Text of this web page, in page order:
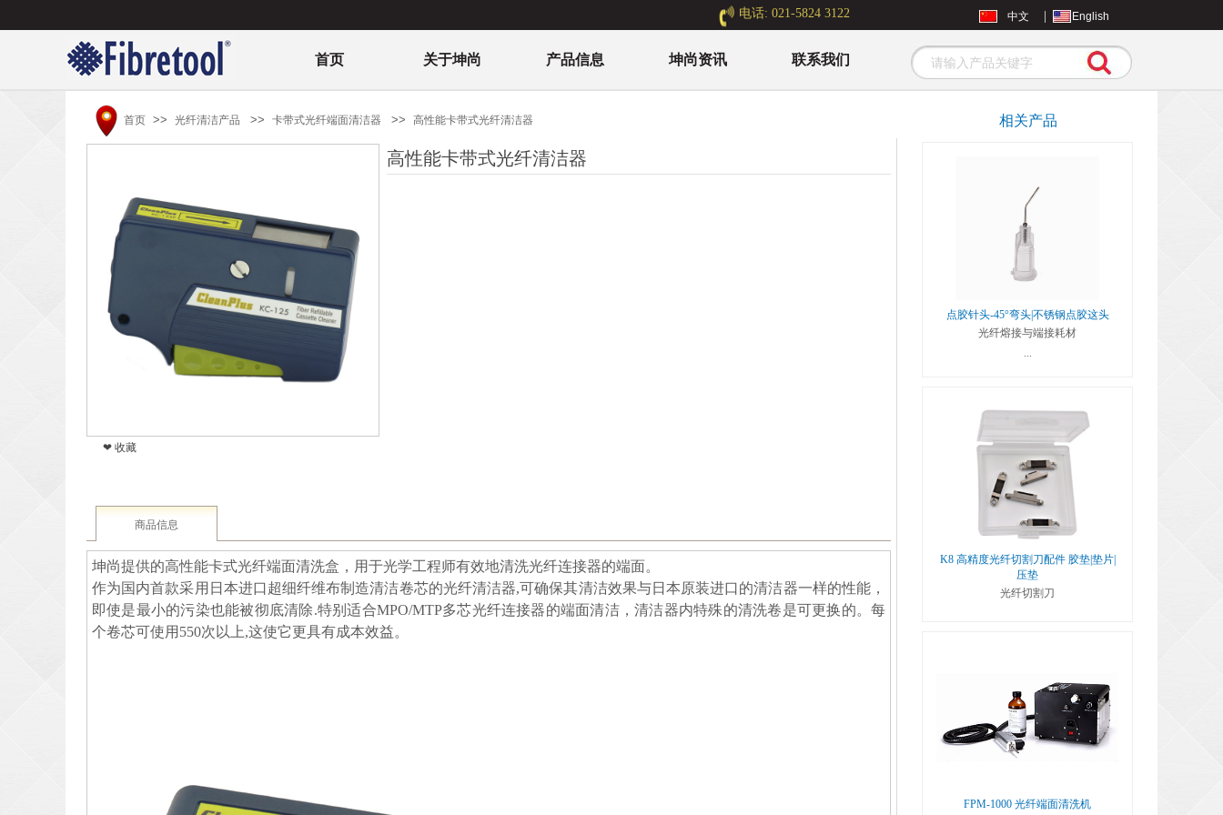
中文 | English
首页 关于坤尚 产品信息 坤尚资讯 联系我们
电话: 021-5824 3122
Search
首页 >> 光纤清洁产品 >> 卡带式光纤端面清洁器 >> 高性能卡带式光纤清洁器 相关产品
❤ 收藏
高性能卡带式光纤清洁器
商品信息
坤尚提供的高性能卡式光纤端面清洗盒，用于光学工程师有效地清洗光纤连接器的端面。
作为国内首款采用日本进口超细纤维布制造清洁卷芯的光纤清洁器,可确保其清洁效果与日本原装进口的清洁器一样的性能，
即使是最小的污染也能被彻底清除.特别适合MPO/MTP多芯光纤连接器的端面清洁，清洁器内特殊的清洗卷是可更换的。每
个卷芯可使用550次以上,这使它更具有成本效益。
点胶针头-45°弯头|不锈钢点胶这头
光纤熔接与端接耗材
...
K8 高精度光纤切割刀配件 胶垫|垫片|
压垫
光纤切割刀
FPM-1000 光纤端面清洗机